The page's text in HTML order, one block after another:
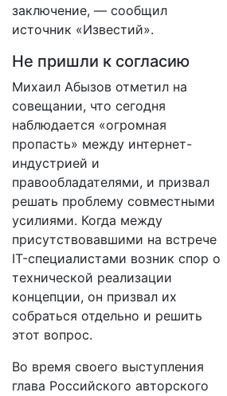
заключение, — сообщил
источник «Известий».
Не пришли к согласию
Михаил Абызов отметил на
совещании, что сегодня
наблюдается «огромная
пропасть» между интернет-
индустрией и
правообладателями, и призвал
решать проблему совместными
усилиями. Когда между
присутствовавшими на встрече
IT-специалистами возник спор о
технической реализации
концепции, он призвал их
собраться отдельно и решить
этот вопрос.
Во время своего выступления
глава Российского авторского